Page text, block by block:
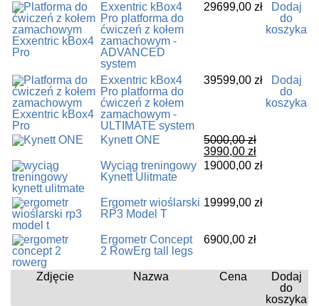
Exxentric kBox4
Pro platforma do
ćwiczeń z kołem
zamachowym -
ADVANCED
system
29699,00 zł
Dodaj
do
koszyka
Exxentric kBox4
Pro platforma do
ćwiczeń z kołem
zamachowym -
ULTIMATE system
39599,00 zł
Dodaj
do
koszyka
Kynett ONE 5000,00zł
Pierwotna
cena
wynosiła:
3990,00 złAktualna
cena
wynosi:
Wyciąg treningowy
Kynett Ulitmate
19000,00 zł
Ergometr wioślarski
RP3 Model T
19999,00 zł
Ergometr Concept
2 RowErg tall legs
6900,00 zł
Zdjęcie Nazwa Cena
Dodaj
do
koszyka